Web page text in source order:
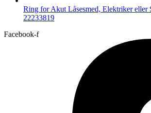
Ring for Akut Låsesmed, Elektriker eller
22233819
Facebook-f